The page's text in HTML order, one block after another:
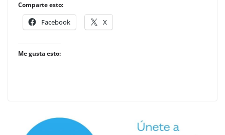
Comparte esto:
Facebook X
Me gusta esto: